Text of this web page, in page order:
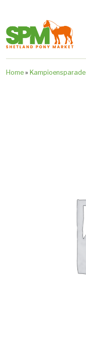
Home » Kampioensparade